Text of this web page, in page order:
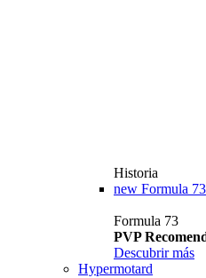
Historia
new Formula 73
Formula 73
PVP
Descubrir más
Hypermotard